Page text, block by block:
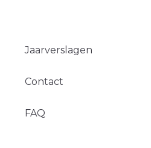
Jaarverslagen
Contact
FAQ